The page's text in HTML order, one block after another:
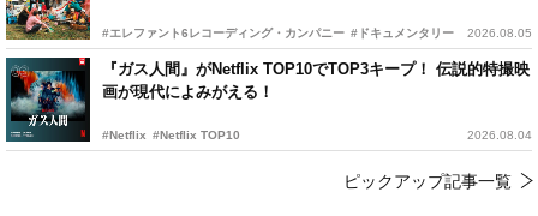
#エレファント6レコーディング・カンパニー #ドキュメンタリー 2026.08.05
『ガス人間』がNetflix TOP10でTOP3キープ！ 伝説的特撮映
画が現代によみがえる！
#Netflix #Netflix TOP10 2026.08.04
ピックアップ記事一覧